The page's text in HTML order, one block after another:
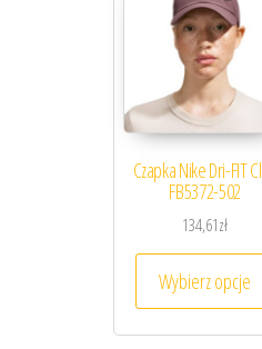
Czapka Nike Dri-FIT
FB5372-502
134,61zł
Wybierz opcje